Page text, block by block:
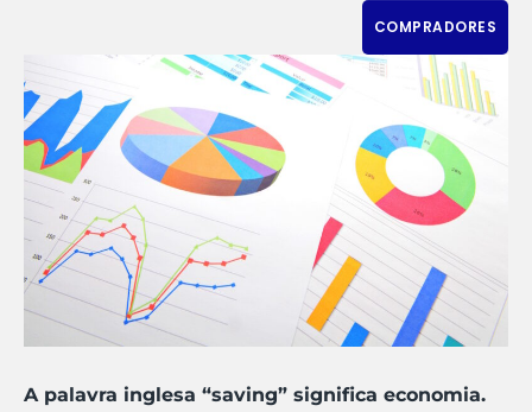
COMPRADORES
A palavra inglesa “saving” significa economia.